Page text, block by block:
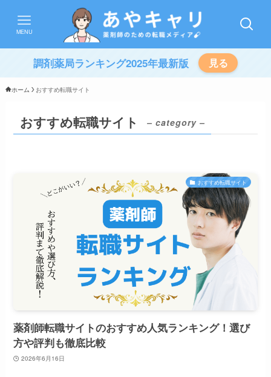
MENU
調剤薬局ランキング2025年最新版 見る
ホーム おすすめ転職サイト
おすすめ転職サイト – category –
おすすめ転職サイト
薬剤師転職サイトのおすすめ人気ランキング！選び
方や評判も徹底比較
2026年6月16日